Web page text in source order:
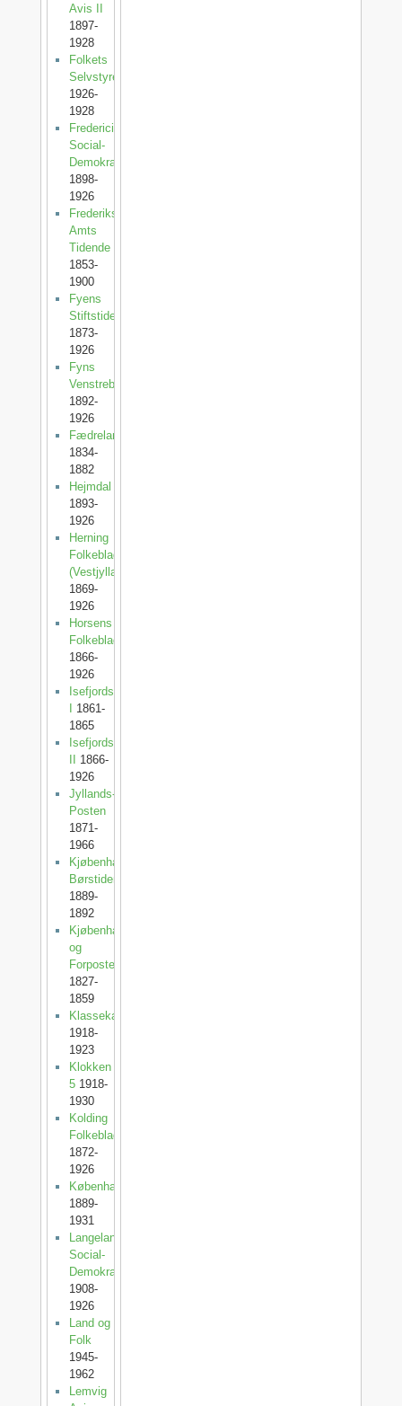
Avis II
1897-
1928
Folkets
Selvstyre
1926-
1928
Fredericia
Social-
Demokrat
1898-
1926
Frederiksborg
Amts
Tidende
1853-
1900
Fyens
Stiftstidende
1873-
1926
Fyns
Venstreblad
1892-
1926
Fædrelandet
1834-
1882
Hejmdal
1893-
1926
Herning
Folkeblad
(Vestjylland)
1869-
1926
Horsens
Folkeblad
1866-
1926
Isefjordsposten
1861-
1865
Isefjordsposten
1866-
1926
Jyllands-
Posten
1871-
1966
Kjøbenhavns
Børstidende
1889-
1892
Kjøbenhavnsposten
og
Forposten
1827-
1859
Klassekampen
1918-
1923
Klokken
51918-
1930
Kolding
Folkeblad
1872-
1926
København
1889-
1931
Langelands
Social-
Demokrat
1908-
1926
Land og
Folk
1945-
1962
Lemvig